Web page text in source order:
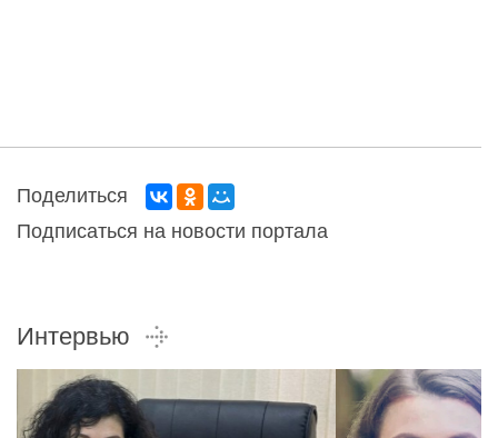
Поделиться
Подписаться на новости портала
Интервью